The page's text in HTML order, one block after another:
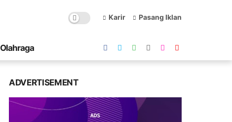
Karir Pasang Iklan
Olahraga
ADVERTISEMENT